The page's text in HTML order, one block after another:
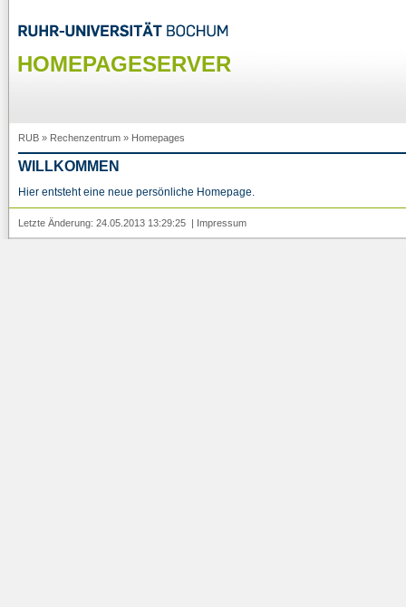
HOMEPAGESERVER
RUB » Rechenzentrum » Homepages
WILLKOMMEN
Hier entsteht eine neue persönliche Homepage.
Letzte Änderung: 24.05.2013 13:29:25 | Impressum